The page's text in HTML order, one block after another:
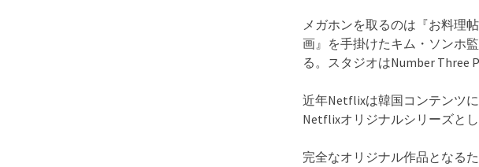
メガホンを取るのは『お料理
画』を手掛けたキム・ソンホ
る。スタジオはNumber Three
近年Netflixは韓国コンテンツ
Netflixオリジナルシリーズと
完全なオリジナル作品となる